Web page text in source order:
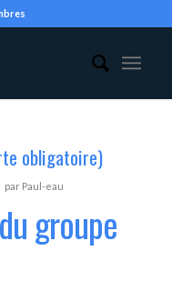
obligatoire)
par Paul-eau
groupe